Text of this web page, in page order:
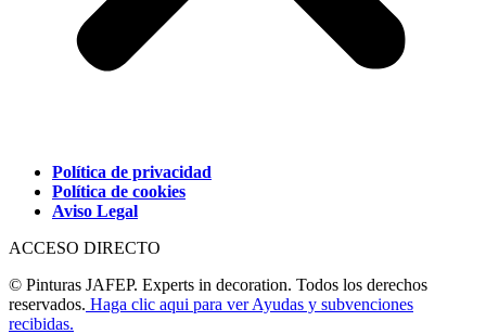
Política de privacidad
Política de cookies
Aviso Legal
ACCESO DIRECTO
© Pinturas JAFEP. Experts in decoration. Todos los derechos
reservados. Haga clic aqui para ver Ayudas y subvenciones
recibidas.